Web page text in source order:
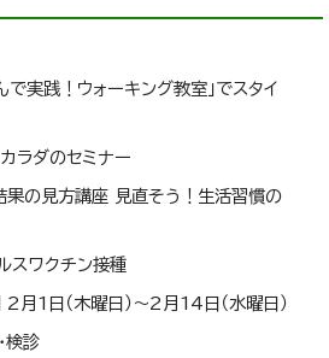
で実践！ウォーキング教室」でスタイ
ラダのセミナー
果の見方講座 見直そう！生活習慣の
スワクチン接種
月1日（木曜日）～2月14日（水曜日）
検診